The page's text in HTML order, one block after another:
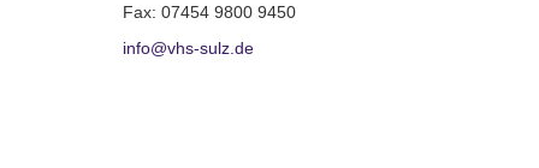
Fax: 07454 9800 9450
info@vhs-sulz.de